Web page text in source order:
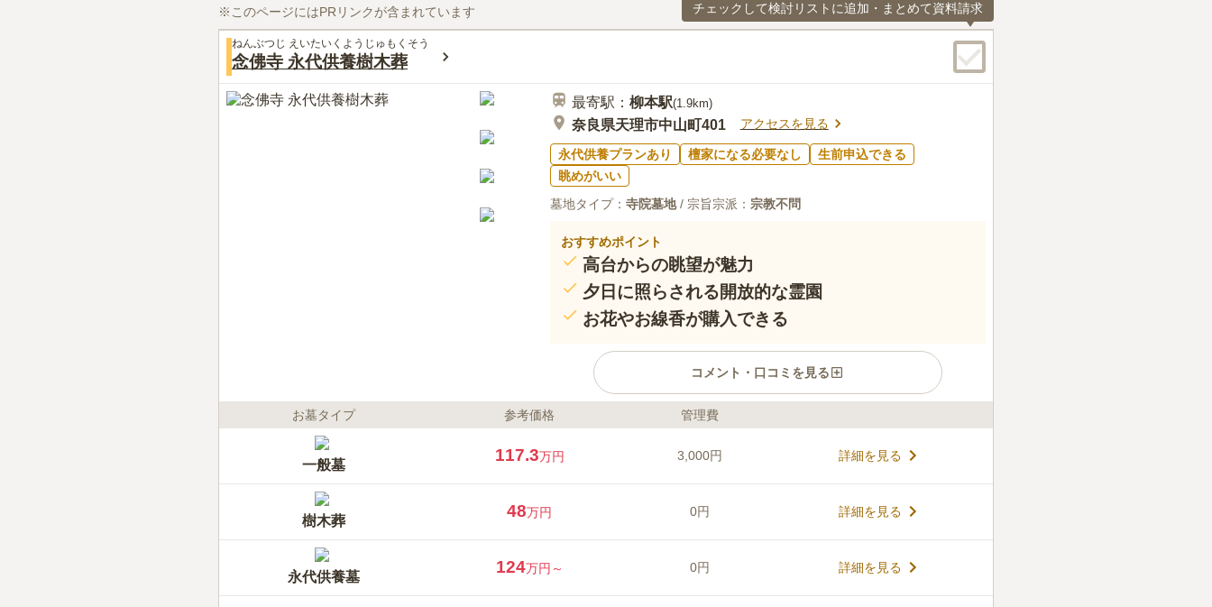
※このページにはPRリンクが含まれています チェックして検討リストに追加・まとめて資料請求
ねんぶつじ えいたいくようじゅもくそう
念佛寺 永代供養樹木葬
最寄駅： 柳本駅(1.9km)
奈良県天理市中山町401 アクセスを見る
永代供養プランあり 檀家になる必要なし
生前申込できる
眺めがいい
墓地タイプ： 寺院墓地/ 宗旨宗派： 宗教不問
おすすめポイント
高台からの眺望が魅力
夕日に照らされる開放的な霊園
お花やお線香が購入できる
コメント・口コミを見る
ライフドット編集部のコメント
す。 阿弥陀如来像をご本尊とする本堂や坂上田村麿の五輪塔な
どが古い歴史を物語っています。 無縁墓の心配がない永代供養
お彼岸、命日には供養してくれるので安心してお任せできま
す。 残された家族にお墓の負担をかけたくないとお考えの方の
ために生前申し込みも受け付けています。
口コミ評価
みんなの評価
お墓タイプ 参考価格 管理費
一般墓
117.3万円 3,000円 詳細を見る
樹木葬
48万円 0円 詳細を見る
永代供養墓
124万円～ 0円 詳細を見る